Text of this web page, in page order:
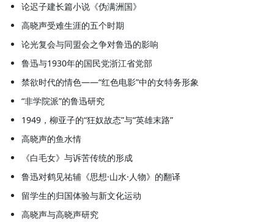
论迟子建长篇小说《伪满洲国》
高晓声受难生涯的五个时期
论光复会与同盟会之争对鲁迅的影响
鲁迅与1930年的国民党浙江省党部
禁欲时代的情色——“红色电影”中的女特务形象
“非学院派”的鲁迅研究
1949，柳亚子的“狂奴故态”与“英雄末路”
高晓声的鱼水情
《白毛女》与诉苦传统的形成
鲁迅对鹤见祐辅《思想·山水·人物》的翻译
留学生的归国体验与新文化运动
高晓声与高晓声研究